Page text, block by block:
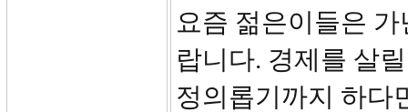
요즘 젊은이들은
랍니다. 경제를 살
정의롭기까지 하다